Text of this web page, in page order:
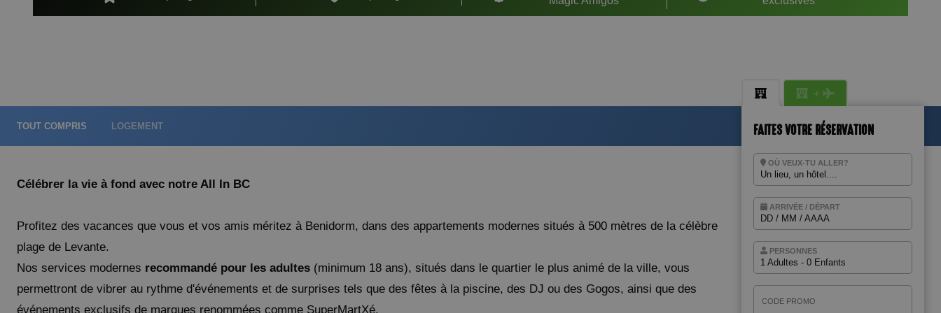
Magic Villa Benidorm
GANDIA
Magic Games Hotel
VILLAREAL
TOUT COMPRIS LOGEMENT
Célébrer la vie à fond avec notre All In BC
Profitez des vacances que vous et vos amis méritez à Benidorm, dans des appartements modernes situés à 500 mètres de la célèbre
plage de Levante.
Nos services modernes recommandé pour les adultes (minimum 18 ans), situés dans le quartier le plus animé de la ville, vous
permettront de vibrer au rythme d'événements et de surprises tels que des fêtes à la piscine, des DJ ou des Gogos, ainsi que des
événements exclusifs de marques renommées comme SuperMartXé.
+
FAITES VOTRE RÉSERVATION
OÙ VEUX-TU ALLER?
Un lieu, un hôtel....
BENIDORM
Magic Pirates Island Resort
Magic Natura Animal & Waterpark
Polynesian Lodge Resort
Hôtel Villa España
Hôtel Boutique Villa Venecia
Magic Villa Benidorm
ARRIVÉE / DÉPART
DD / MM / AAAA
PERSONNES
1 Adultes - 0 Enfants
Adultes
Enfants